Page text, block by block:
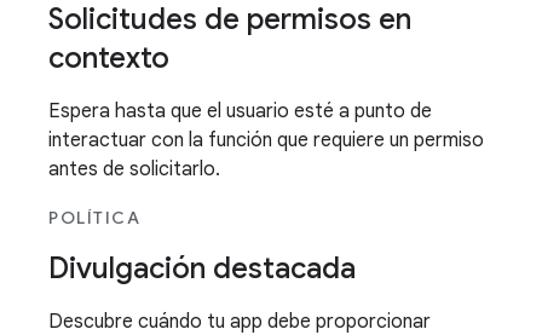
Solicitudes de permisos en
contexto
Espera hasta que el usuario esté a punto de
interactuar con la función que requiere un permiso
antes de solicitarlo.
POLÍTICA
Divulgación destacada
Descubre cuándo tu app debe proporcionar